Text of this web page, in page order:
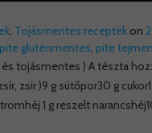
, Tojásmentes receptek on
pite gluténmentes pite
tojásmentes ) A tészta
zsír )9 g sütőpor30 g
1 g reszelt